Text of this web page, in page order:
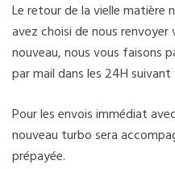
Le retour de la vielle matière
avez choisi de nous
nouveau, nous vous faisons
par mail dans les 24H
Pour les envois immédiat
nouveau turbo sera
prépayée.